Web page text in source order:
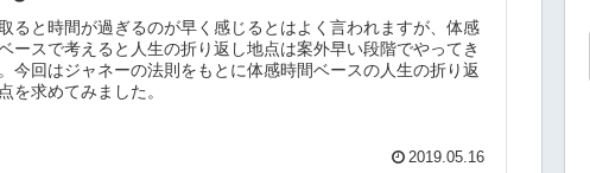
ると時間が過ぎるのが早く感じるとはよく言われますが、体感
ースで考えると人生の折り返し地点は案外早い段階でやってき
今回はジャネーの法則をもとに体感時間ベースの人生の折り返
を求めてみました。
2019.05.16